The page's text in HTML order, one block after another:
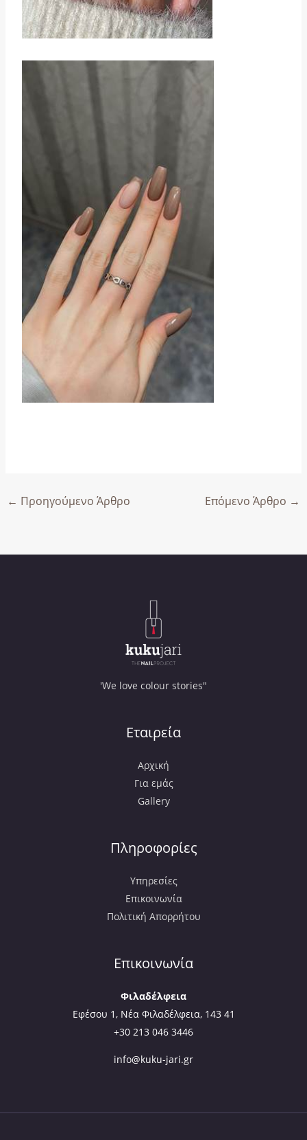
← Προηγούμενο Άρθρο Επόμενο Άρθρο →
'We love colour stories"
Εταιρεία
Αρχική
Για εμάς
Gallery
Πληροφορίες
Υπηρεσίες
Επικοινωνία
Πολιτική Απορρήτου
Επικοινωνία
Φιλαδέλφεια
Εφέσου 1, Νέα Φιλαδέλφεια, 143 41
+30 213 046 3446
info@kuku-jari.gr